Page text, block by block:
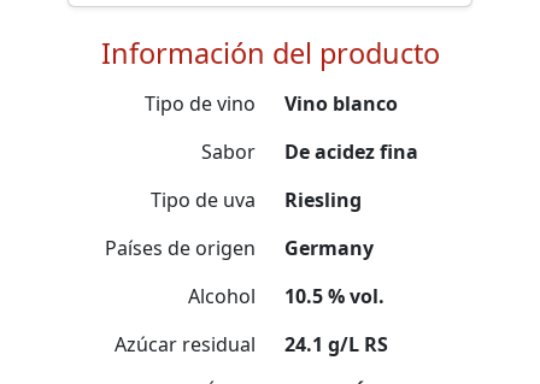
Información del producto
Tipo de vino
Vino blanco
Sabor
De acidez fina
Tipo de uva
Riesling
Países de origen
Germany
Alcohol
10.5 % vol.
Azúcar residual
24.1 g/L RS